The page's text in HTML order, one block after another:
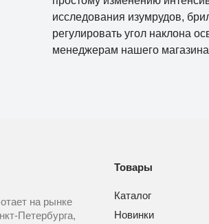
исследования изумрудов,
регулировать угол наклона
менеджерам нашего
на рынке
Петербурга,
Товары
Каталог
Новинки